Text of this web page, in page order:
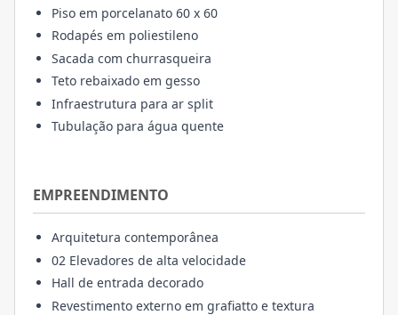
Piso em porcelanato 60 x 60
Rodapés em poliestileno
Sacada com churrasqueira
Teto rebaixado em gesso
Infraestrutura para ar split
Tubulação para água quente
EMPREENDIMENTO
Arquitetura contemporânea
02 Elevadores de alta velocidade
Hall de entrada decorado
Revestimento externo em grafiatto e textura